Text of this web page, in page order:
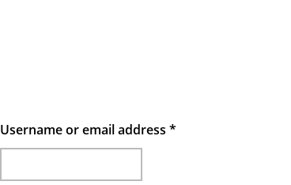
Username or email address *